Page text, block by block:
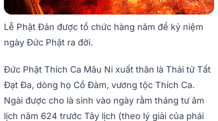
Lễ Phật Đản được tổ chức hàng năm để kỷ niệm
ngày Đức Phật ra đời.
Đức Phật Thích Ca Mâu Ni xuất thân là Thái tử Tất
Đạt Đa, dòng họ Cồ Đàm, vương tộc Thích Ca.
Ngài được cho là sinh vào ngày rằm tháng tư âm
lịch năm 624 trước Tây lịch (theo lý giải của phái